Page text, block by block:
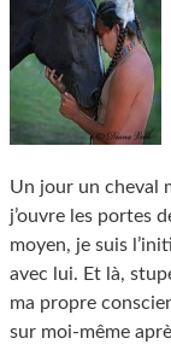
Un jour un cheval
j’ouvre les portes
moyen, je suis
avec lui. Et là,
ma propre
sur moi-même